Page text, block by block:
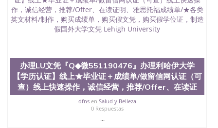
办理学历认证QQ微信551190476海外文凭认证办理
QQ微信551190476 圣何塞州立大学（San Jose State
University, 又译为“圣荷西州立大学”）成立于1857
年，简称SJSU，是加州历史悠久的大学之一，也是美
名综合性公立大学，它以极高的就业率，全美名列前
茅的毕业薪资，浓厚的多元化学术氛围，杰出的本科
教育质量，被《福克斯》杂志评选为全美50强公立综
合性大学，每年有来自世界各地的成百上千的海外学
生前往求学。 至今，这是一所在世界上享有学术地
位、声誉、实习机会和影响力的高等教育机构，并获
誉为美国本科教育质量的核心代表。其计算机系与会
计系更是在当今美国大学教学排名中表现优异。其毕
办理LU文凭『Q◆微551190476』办理利哈伊大学
【学历认证】线上★毕业证＋成绩单/做留信网认证（可
查）线上快速操作，诚信经营，推荐/Offer、在读证
dfnsen Salud y Belleza
0 Respuestas
...